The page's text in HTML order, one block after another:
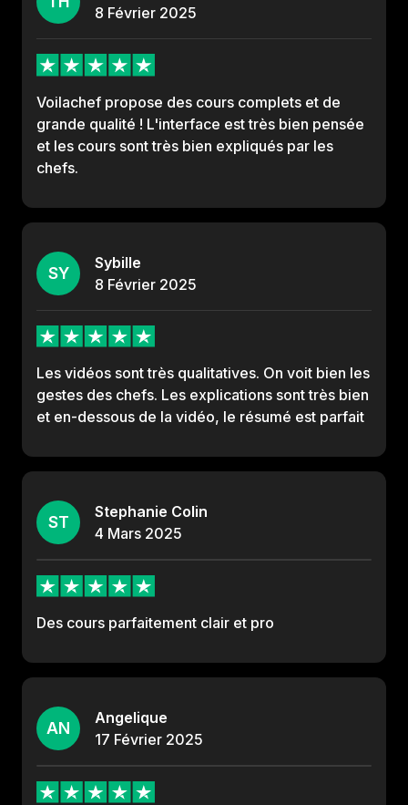
8 Février 2025
Voilachef propose des cours complets et de
grande qualité ! L'interface est très bien pensée
et les cours sont très bien expliqués par les
chefs.
SY
Sybille
8 Février 2025
Les vidéos sont très qualitatives. On voit bien les
gestes des chefs. Les explications sont très bien
et en-dessous de la vidéo, le résumé est parfait
ST
Stephanie Colin
4 Mars 2025
Des cours parfaitement clair et pro
AN
Angelique
17 Février 2025